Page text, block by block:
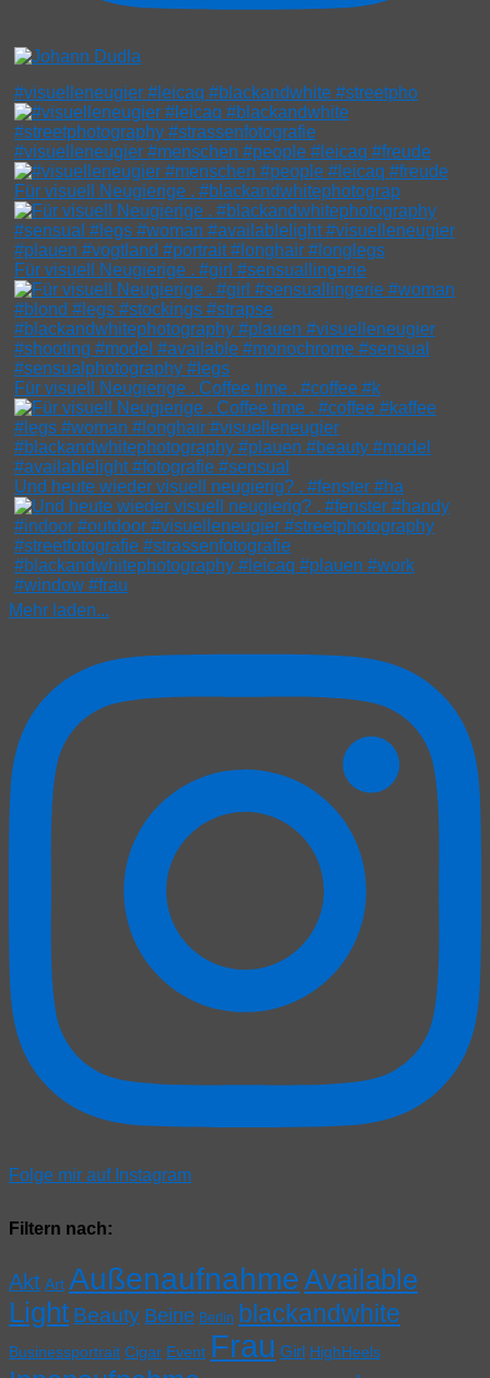
#visuelleneugier #leicaq #blackandwhite #streetpho
#visuelleneugier #menschen #people #leicaq #freude
Für visuell Neugierige . #blackandwhitephotograp
Für visuell Neugierige . #girl #sensuallingerie
Für visuell Neugierige . Coffee time . #coffee #k
Und heute wieder visuell neugierig? . #fenster #ha
Mehr laden...
Folge mir auf Instagram
Filtern nach:
Akt Art AußenaufnahmeAvailable
Light Beauty Beine Berlin blackandwhite
Businessportrait Cigar Event Frau Girl HighHeels